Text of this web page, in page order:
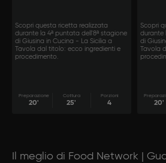
Scopri questa ricetta realizzata
durante la 4ª puntata dell'8ª stagione
di Giusina in Cucina - La Sicilia a
Tavola dal titolo: ecco ingredienti e
procedimento.
Preparazione
20'
Cottura
25'
Porzioni
4
Scopri
durante
di
Tavola
20'
Il meglio di Food Network |